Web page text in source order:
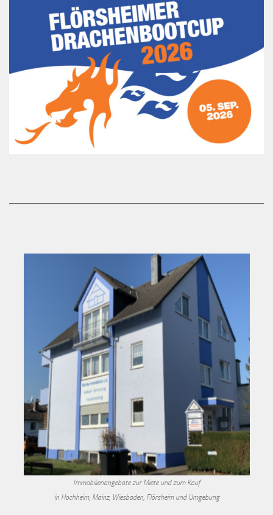
Immobilienangebote zur Miete und zum Kauf
in Hochheim, Mainz, Wiesbaden, Flörsheim und Umgebung